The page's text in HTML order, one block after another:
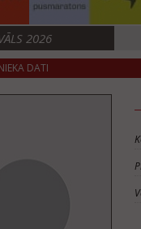
2026
DATI